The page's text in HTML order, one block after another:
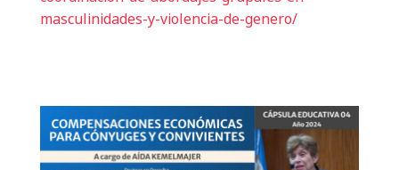
masculinidades-y-violencia-de-genero/